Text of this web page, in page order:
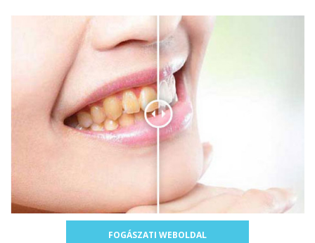
FOGÁSZATI WEBOLDAL